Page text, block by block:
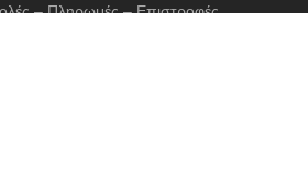
– Πληρωμές – Επιστροφές